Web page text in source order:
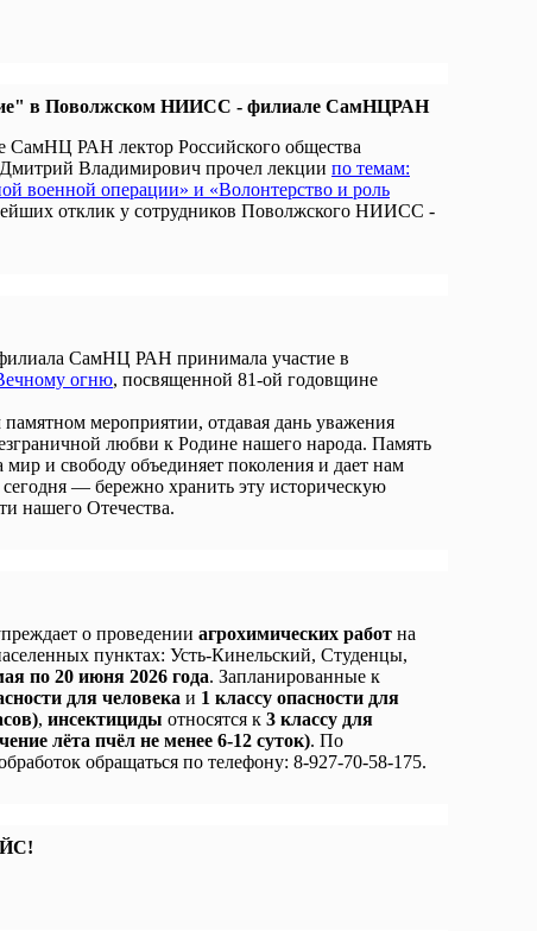
в Поволжском НИИСС - филиале СамНЦРАН
РАН лектор Российского общества
Владимирович прочел лекции по темам:
военной операции» и «Волонтерство и роль
отклик у сотрудников Поволжского НИИСС -
СамНЦ РАН принимала участие в
огню, посвященной 81-ой годовщине
мероприятии, отдавая дань уважения
любви к Родине нашего народа. Память
и свободу объединяет поколения и дает нам
— бережно хранить эту историческую
нашего Отечества.
о проведении агрохимических работ на
пунктах: Усть-Кинельский, Студенцы,
по 20 июня 2026 года. Запланированные к
для человека и 1 классу опасности для
, инсектициды относятся к 3 классу для
лёта пчёл не менее 6-12 суток). По
обращаться по телефону: 8-927-70-58-175.